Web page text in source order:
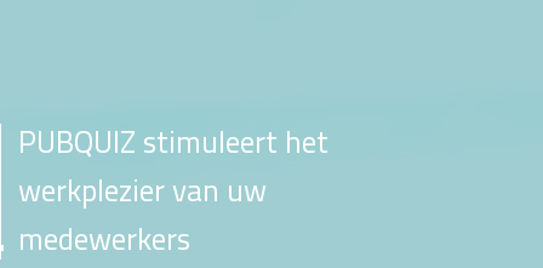
PUBQUIZ stimuleert het
werkplezier van uw
medewerkers